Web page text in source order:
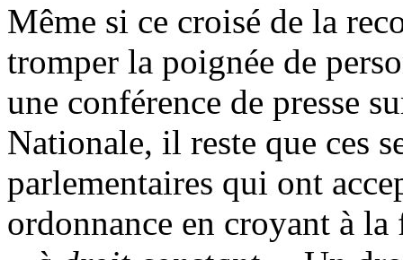
Même si ce croisé de la
tromper la poignée de
une conférence de presse
Nationale, il reste que ces
parlementaires qui ont
ordonnance en croyant à